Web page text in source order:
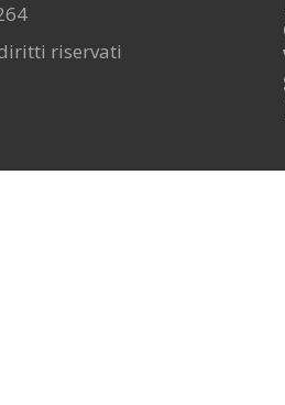
riservati